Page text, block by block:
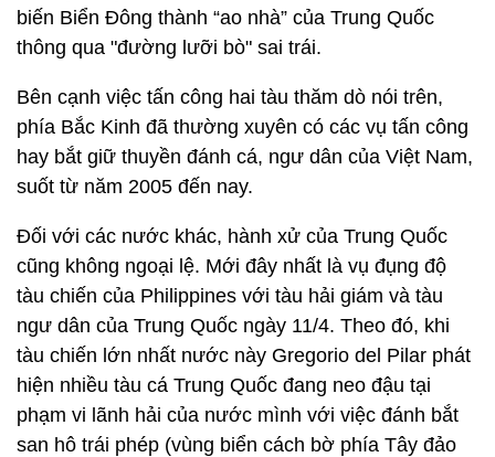
biến Biển Đông thành “ao nhà” của Trung Quốc
thông qua "đường lưỡi bò" sai trái.
Bên cạnh việc tấn công hai tàu thăm dò nói trên,
phía Bắc Kinh đã thường xuyên có các vụ tấn công
hay bắt giữ thuyền đánh cá, ngư dân của Việt Nam,
suốt từ năm 2005 đến nay.
Đối với các nước khác, hành xử của Trung Quốc
cũng không ngoại lệ. Mới đây nhất là vụ đụng độ
tàu chiến của Philippines với tàu hải giám và tàu
ngư dân của Trung Quốc ngày 11/4. Theo đó, khi
tàu chiến lớn nhất nước này Gregorio del Pilar phát
hiện nhiều tàu cá Trung Quốc đang neo đậu tại
phạm vi lãnh hải của nước mình với việc đánh bắt
san hô trái phép (vùng biển cách bờ phía Tây đảo